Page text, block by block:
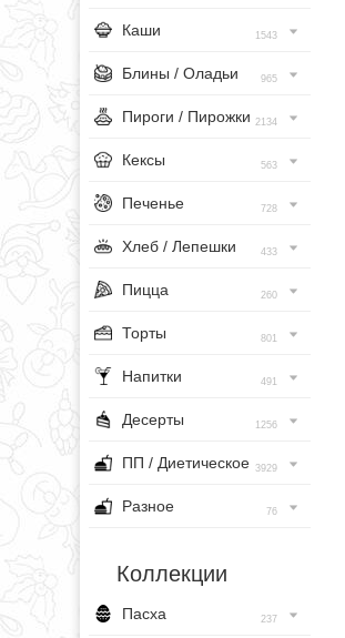
Каши 1543
Блины / Оладьи 965
Пироги / Пирожки 2134
Кексы 563
Печенье 728
Хлеб / Лепешки 433
Пицца 260
Торты 801
Напитки 491
Десерты 1256
ПП / Диетическое 3929
Разное 76
Коллекции
Пасха 237